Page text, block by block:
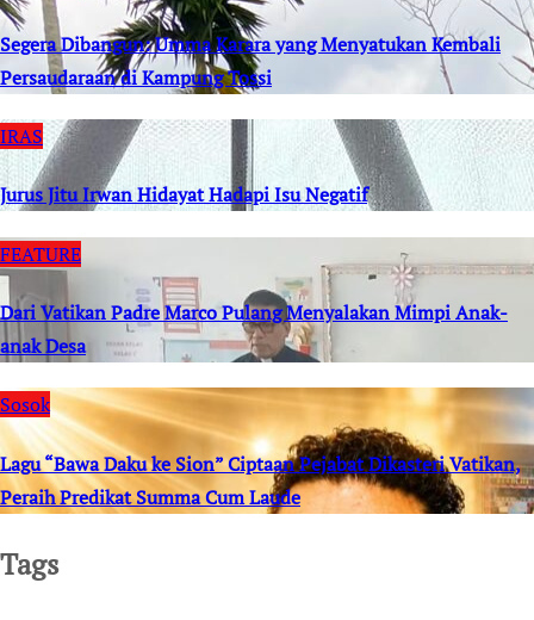
Segera Dibangun: Umma Karara yang Menyatukan Kembali
Persaudaraan di Kampung Tossi
IRAS
Jurus Jitu Irwan Hidayat Hadapi Isu Negatif
FEATURE
Dari Vatikan Padre Marco Pulang Menyalakan Mimpi Anak-
anak Desa
Sosok
Lagu “Bawa Daku ke Sion” Ciptaan Pejabat Dikasteri Vatikan,
Peraih Predikat Summa Cum Laude
Tags